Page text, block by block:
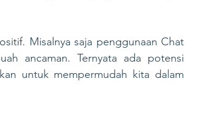
Misalnya saja penggunaan Chat
ancaman. Ternyata ada potensi
untuk mempermudah kita dalam